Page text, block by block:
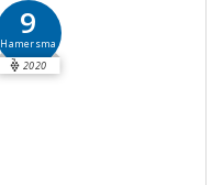
9
Hamersma
2020